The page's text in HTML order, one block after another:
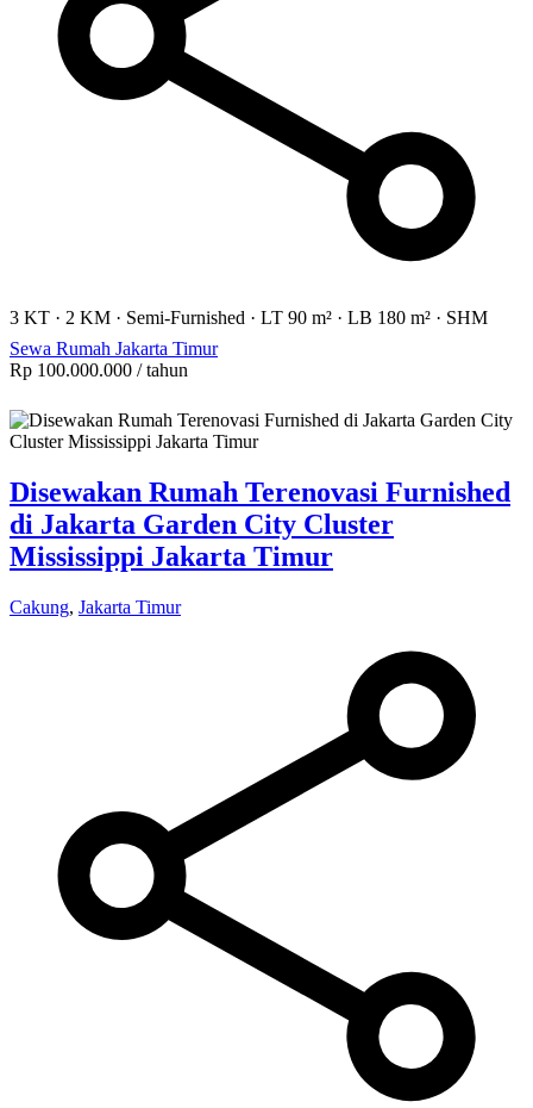
3 KT · 2 KM · Semi-Furnished · LT 90 m² · LB 180 m² · SHM
Sewa Rumah Jakarta Timur
Rp 100.000.000 / tahun
Disewakan Rumah Terenovasi Furnished
di Jakarta Garden City Cluster
Mississippi Jakarta Timur
Cakung, Jakarta Timur